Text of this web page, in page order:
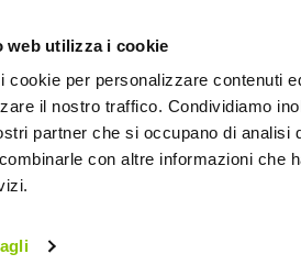
web utilizza i cookie
cookie per personalizzare contenuti
il nostro traffico. Condividiamo
partner che si occupano di analisi
con altre informazioni che
OUTDOOR